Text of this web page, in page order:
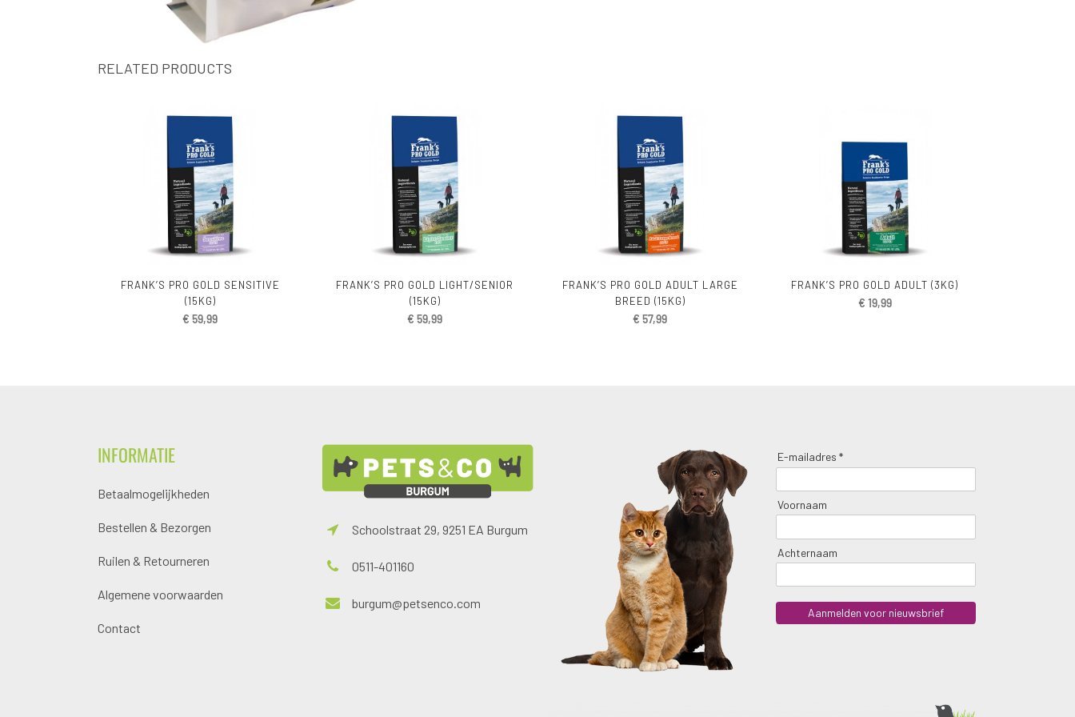
RELATED PRODUCTS
FRANK’S PRO GOLD SENSITIVE
(15KG)
€ 59,99
FRANK’S PRO GOLD LIGHT/SENIOR
(15KG)
€ 59,99
FRANK’S PRO GOLD ADULT LARGE
BREED (15KG)
€ 57,99
FRANK’S PRO GOLD ADULT (3KG)
€ 19,99
INFORMATIE
Betaalmogelijkheden
Bestellen & Bezorgen
Ruilen & Retourneren
Algemene voorwaarden
Contact
Schoolstraat 29, 9251 EA Burgum
0511-401160
burgum@petsenco.com
E-mailadres *
Voornaam
Achternaam
Aanmelden voor nieuwsbrief